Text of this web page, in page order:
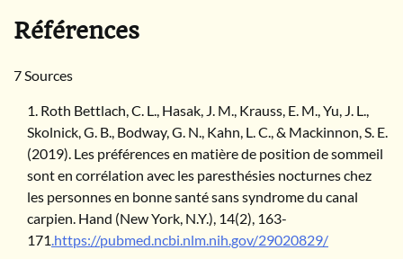
Références
7 Sources
Roth Bettlach, C. L., Hasak, J. M., Krauss, E. M., Yu, J. L.,
Skolnick, G. B., Bodway, G. N., Kahn, L. C., & Mackinnon, S. E.
(2019). Les préférences en matière de position de sommeil
sont en corrélation avec les paresthésies nocturnes chez
les personnes en bonne santé sans syndrome du canal
carpien. Hand (New York, N.Y.), 14(2), 163-
171 .https://pubmed.ncbi.nlm.nih.gov/29020829/